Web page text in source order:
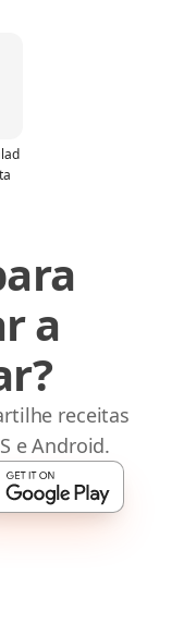
a
receitas
e Android.